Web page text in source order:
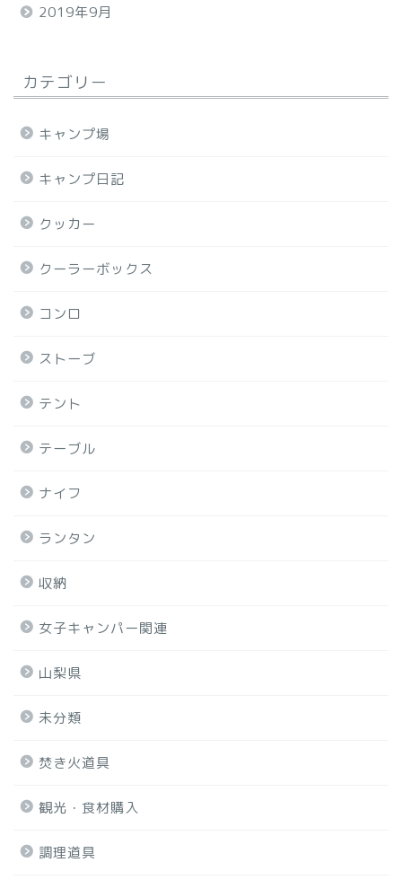
2019年9月
カテゴリー
キャンプ場
キャンプ日記
クッカー
クーラーボックス
コンロ
ストーブ
テント
テーブル
ナイフ
ランタン
収納
女子キャンパー関連
山梨県
未分類
焚き火道具
観光・食材購入
調理道具